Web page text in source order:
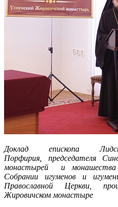
Доклад епископа
Порфирия, председателя
монастырей и монашества
Собрании игуменов и
Православной Церкви,
Жировичском монастыре